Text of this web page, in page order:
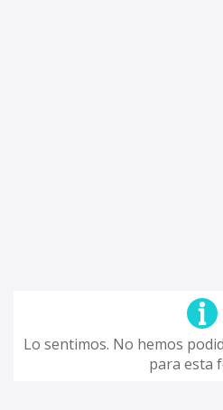
Lo sentimos. No hemos
para esta